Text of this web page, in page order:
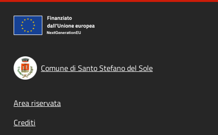
Comune di Santo Stefano del Sole
Footer menu
Area riservata
Crediti